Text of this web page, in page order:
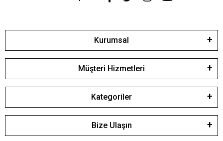
Kurumsal
Müşteri Hizmetleri
Kategoriler
Bize Ulaşın